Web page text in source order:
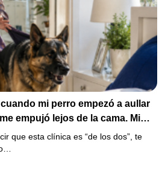
mi perro empezó a aullar
empujó lejos de la cama. Mi
y susurró: “Acuéstate,
obedecer, pero escondí una
Esa noche escuché por qué
que esta clínica es “de los dos”, te